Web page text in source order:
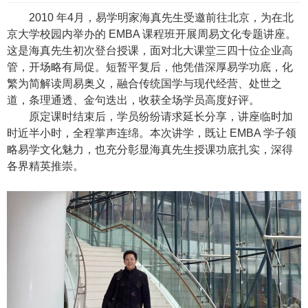
2010 年4月，易学明家海真先生受邀前往北京，为在北
京大学校园内举办的 EMBA 课程班开展周易文化专题讲座。
这是海真先生初次登台授课，面对北大课堂三四十位企业高
管，开场略有局促。短暂平复后，他凭借深厚易学功底，化
繁为简解读周易奥义，融合传统国学与现代经营、处世之
道，条理通透、金句迭出，收获全场学员高度好评。
原定课时结束后，学员纷纷请求延长分享，讲座临时加
时近半小时，全程掌声连绵。本次讲学，既让 EMBA 学子领
略易学文化魅力，也充分彰显海真先生授课功底扎实，深得
各界精英推崇。